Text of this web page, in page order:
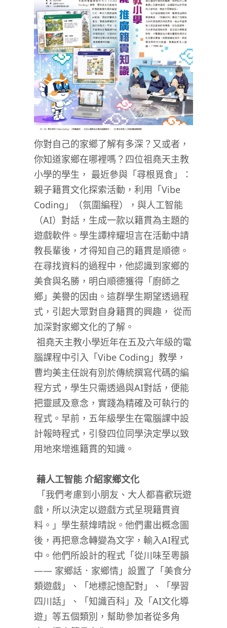
你對自己的家鄉了解有多深？又或者，
你知道家鄉在哪裡嗎？四位祖堯天主教
小學的學生， 最近參與「尋根覓食」：
親子籍貫文化探索活動，利用「Vibe
Coding 」（氛圍編程），與人工智能
（AI）對話，生成一款以籍貫為主題的
遊戲軟件。學生譚梓耀坦言在活動中請
教長輩後，才得知自己的籍貫是順德。
在尋找資料的過程中，他認識到家鄉的
美食與名勝，明白順德獲得「廚師之
鄉」美譽的因由。這群學生期望透過程
式，引起大眾對自身籍貫的興趣， 從而
加深對家鄉文化的了解。
祖堯天主教小學近年在五及六年級的電
腦課程中引入「Vibe Coding 」教學，
曹均美主任說有別於傳統撰寫代碼的編
程方式，學生只需透過與AI對話，便能
把靈感及意念，實踐為精確及可執行的
程式。早前，五年級學生在電腦課中設
計報時程式，引發四位同學決定學以致
用地來增進籍貫的知識。
藉人工智能 介紹家鄉文化
「我們考慮到小朋友、大人都喜歡玩遊
戲，所以決定以遊戲方式呈現籍貫資
料。」學生蔡煒晴說。他們畫出概念圖
後，再把意念轉變為文字，輸入AI程式
中。他們所設計的程式「從川味至粵韻
—— 家鄉話．家鄉情」設置了「美食分
類遊戲」、「地標記憶配對」、「學習
四川話」、「知識百科」及「AI文化導
遊」等五個類別，幫助參加者從多角